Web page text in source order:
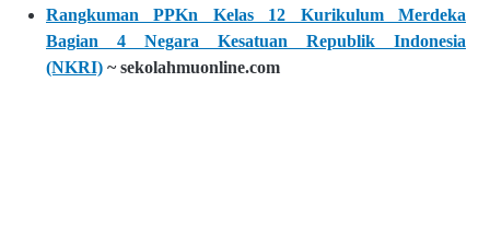
Rangkuman PPKn Kelas 12 Kurikulum Merdeka
Bagian 4 Negara Kesatuan Republik Indonesia
(NKRI) ~ sekolahmuonline.com